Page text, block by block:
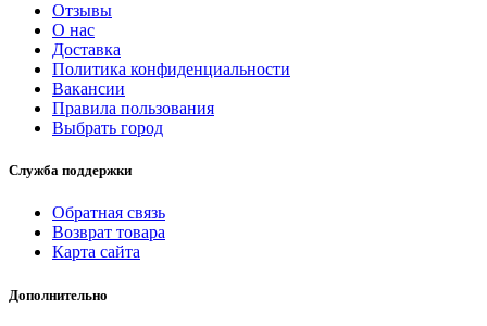
Отзывы
О нас
Доставка
Политика конфиденциальности
Вакансии
Правила пользования
Выбрать город
Служба поддержки
Обратная связь
Возврат товара
Карта сайта
Дополнительно